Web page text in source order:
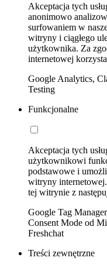
Akceptacja tych
anonimowo
surfowaniem w
witryny i ciągłego
użytkownika. Za
internetowej
Google Analytics,
Testing
Funkcjonalne
Akceptacja tych
użytkownikowi
podstawowe i
witryny
tej witrynie z
Google Tag
Consent Mode od
Freshchat
Treści zewnętrzne